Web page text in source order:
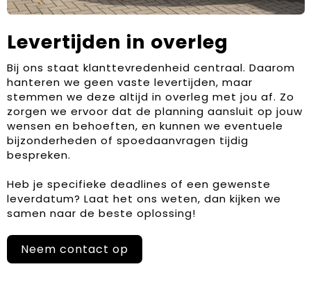
Levertijden in overleg
Bij ons staat klanttevredenheid centraal. Daarom
hanteren we geen vaste levertijden, maar
stemmen we deze altijd in overleg met jou af. Zo
zorgen we ervoor dat de planning aansluit op jouw
wensen en behoeften, en kunnen we eventuele
bijzonderheden of spoedaanvragen tijdig
bespreken.
Heb je specifieke deadlines of een gewenste
leverdatum? Laat het ons weten, dan kijken we
samen naar de beste oplossing!
Neem contact op